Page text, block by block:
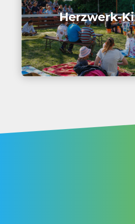
Herz­werk-